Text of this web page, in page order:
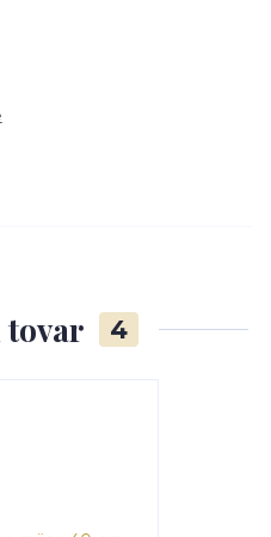
tovar 4